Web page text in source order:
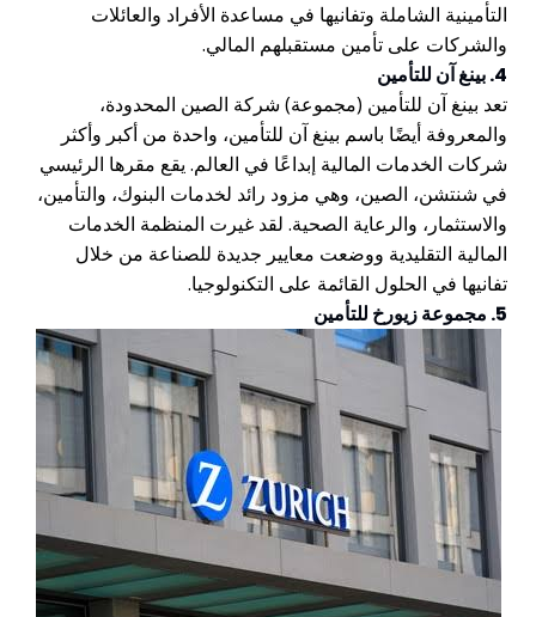
التأمينية الشاملة وتفانيها في مساعدة الأفراد والعائلات
والشركات على تأمين مستقبلهم المالي.
4. بينغ آن للتأمين
تعد بينغ آن للتأمين (مجموعة) شركة الصين المحدودة،
والمعروفة أيضًا باسم بينغ آن للتأمين، واحدة من أكبر وأكثر
شركات الخدمات المالية إبداعًا في العالم. يقع مقرها الرئيسي
في شنتشن، الصين، وهي مزود رائد لخدمات البنوك، والتأمين،
والاستثمار، والرعاية الصحية. لقد غيرت المنظمة الخدمات
المالية التقليدية ووضعت معايير جديدة للصناعة من خلال
تفانيها في الحلول القائمة على التكنولوجيا.
5. مجموعة زيورخ للتأمين